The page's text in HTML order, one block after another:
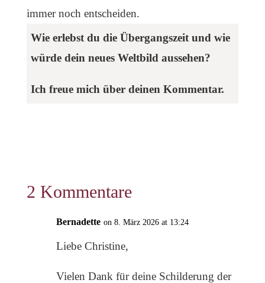
immer noch entscheiden.
Wie erlebst du die Übergangszeit und wie
würde dein neues Weltbild aussehen?
Ich freue mich über deinen Kommentar.
2 Kommentare
Bernadette on 8. März 2026 at 13:24
Liebe Christine,
Vielen Dank für deine Schilderung der